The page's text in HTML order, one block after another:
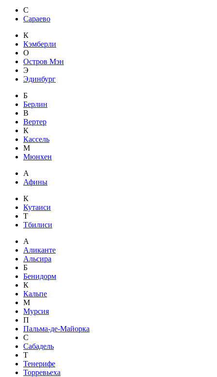
С
Сараево
К
Кэмберли
О
Остров Мэн
Э
Эдинбург
Б
Берлин
В
Вертер
К
Кассель
М
Мюнхен
А
Афины
К
Кутаиси
Т
Тбилиси
А
Аликанте
Альсира
Б
Бенидорм
К
Кальпе
М
Мурсия
П
Пальма-де-Майорка
С
Сабадель
Т
Тенерифе
Торревьеха